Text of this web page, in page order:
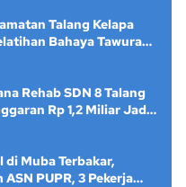
Talang Kelapa
Bahaya Tawuran
Raya
Rehab SDN 8 Talang
Rp 1,2 Miliar Jadi
Muba Terbakar,
PUPR, 3 Pekerja